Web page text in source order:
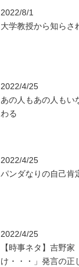
2022/8/1
大学教授から知らさ
2022/4/25
あの人もあの人もい
わる
2022/4/25
パンダなりの自己肯
2022/4/25
【時事ネタ】吉野
け・・・」発言の正